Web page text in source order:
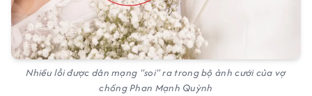
Nhiều lỗi được dân mạng "soi" ra trong bộ ảnh cưới của vợ
chồng Phan Mạnh Quỳnh